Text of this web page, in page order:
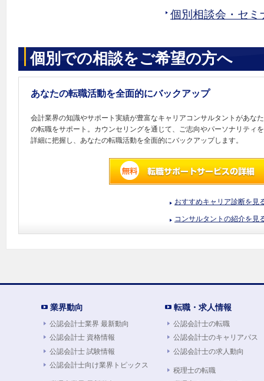
個別相談会・セミ
個別での相談をご希望の方へ
あなたの転職活動を全面的にバックアップ
会計業界の知識やサポート実績が豊富なキャリアコンサルタントがあなた
の転職をサポート。カウンセリングを通じて、ご志向やパーソナリティを
詳細に把握し、あなたの転職活動を全面的にバックアップします。
おすすめキャリア診断を見
コンサルタントの紹介を見
業界動向
公認会計士業界 最新動向
公認会計士 資格情報
公認会計士 試験情報
公認会計士向け業界トピックス
転職・求人情報
公認会計士の転職
公認会計士のキャリアパス
公認会計士の求人動向
税理士の転職